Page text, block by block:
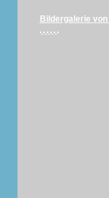
Bildergalerie